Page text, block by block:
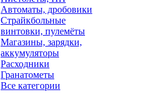
Автоматы, дробовики
Страйкбольные
винтовки, пулемёты
Магазины, зарядки,
аккумуляторы
Расходники
Гранатометы
Все категории